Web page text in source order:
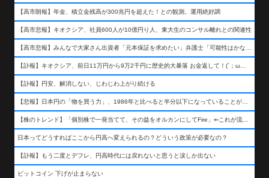
【高市朗報】年金、積立金残高が300兆円を超えた！との観測。運用絶好調
【高市悲報】キオクシア、社員600人が10億円り人、東大生のコンサル離れとの関連性
【訃報】円安、解消しない、じわじわ上がり続ける
日本ってどうすればここから円高へ変えられるの？どういう政策が必要なの？
【訃報】もう二度とデフレ、円高時代には戻れないと思うと涙しか出ない
ビットコイン 下げが止まらない